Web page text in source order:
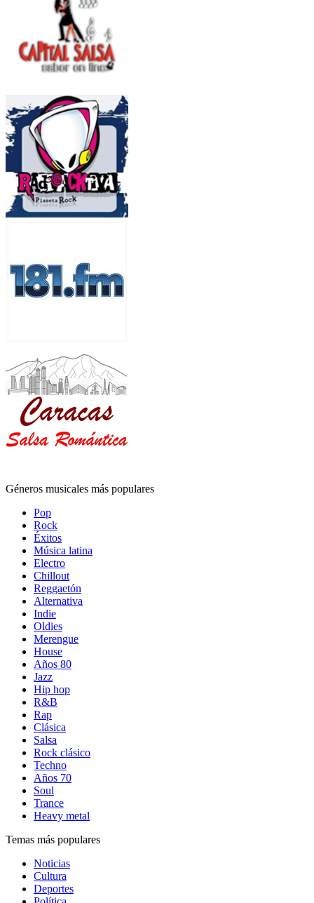
Géneros musicales más populares
Pop
Rock
Éxitos
Música latina
Electro
Chillout
Reggaetón
Alternativa
Indie
Oldies
Merengue
House
Años 80
Jazz
Hip hop
R&B
Rap
Clásica
Salsa
Rock clásico
Techno
Años 70
Soul
Trance
Heavy metal
Temas más populares
Noticias
Cultura
Deportes